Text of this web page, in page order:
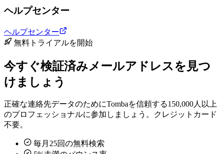
ヘルプセンター
ヘルプセンター
無料トライアルを開始
今すぐ検証済みメールアドレスを見つ
けましょう
正確な連絡先データのためにTombaを信頼する150,000人以上
のプロフェッショナルに参加しましょう。クレジットカード
不要。
毎月25回の無料検索